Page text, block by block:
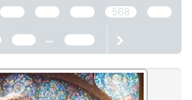
568
...